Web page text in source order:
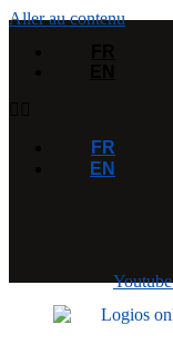
Aller au contenu
FR
EN
Youtube